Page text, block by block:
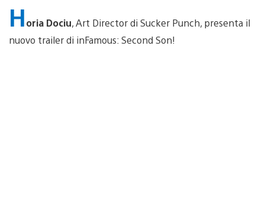
Horia Dociu, Art Director di Sucker Punch, presenta il
nuovo trailer di inFamous: Second Son!